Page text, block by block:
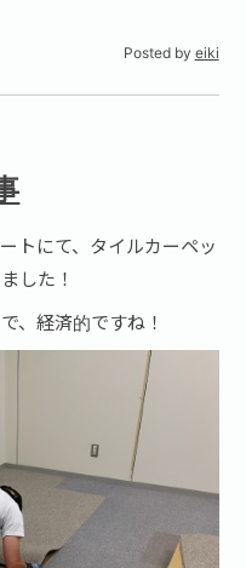
Posted by eiki
トにて、タイルカーペッ
した！
、経済的ですね！